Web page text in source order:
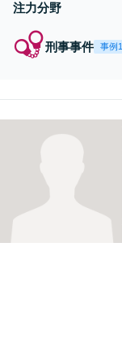
注力分野
刑事事件 事例